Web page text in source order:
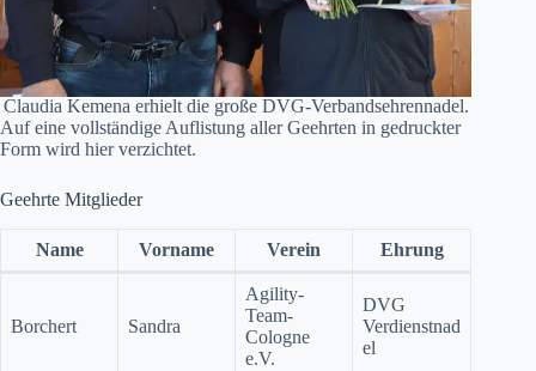
Claudia Kemena erhielt die große DVG-Verbandsehrennadel.
Auf eine vollständige Auflistung aller Geehrten in gedruckter
Form wird hier verzichtet.
Geehrte Mitglieder
Name Vorname Verein Ehrung
Borchert Sandra
Agility-
Team-
Cologne
e.V.
DVG
Verdienstnad
el